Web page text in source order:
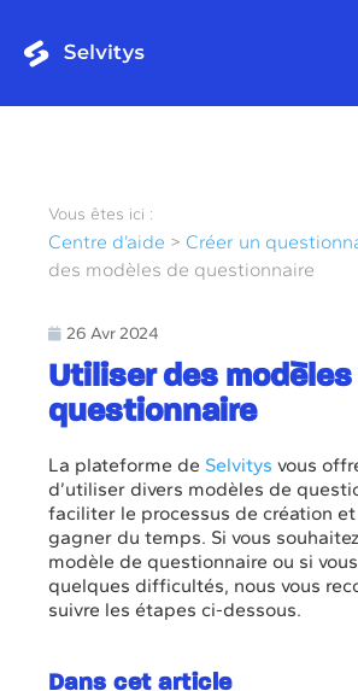
Dans cet article
Vous êtes ici :
Centre d’aide > Créer un
des modèles de questionnaire
26 Avr 2024
Utiliser des modèles
questionnaire
La plateforme de Selvitys vous
d’utiliser divers modèles de
faciliter le processus de création
gagner du temps. Si vous
modèle de questionnaire ou si
quelques difficultés, nous vous
suivre les étapes ci-dessous.